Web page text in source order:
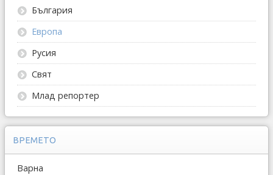
България
Европа
Русия
Свят
Млад репортер
ВРЕМЕТО
Варна